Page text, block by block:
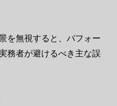
を無視すると、パフォー
務者が避けるべき主な誤